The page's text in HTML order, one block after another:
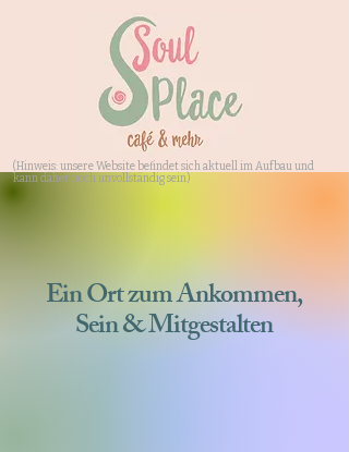
(Hinweis: unsere Website befindet sich aktuell im Aufbau und
kann daher noch unvollständig sein)
Ein Ort zum Ankommen,
Sein & Mitgestalten